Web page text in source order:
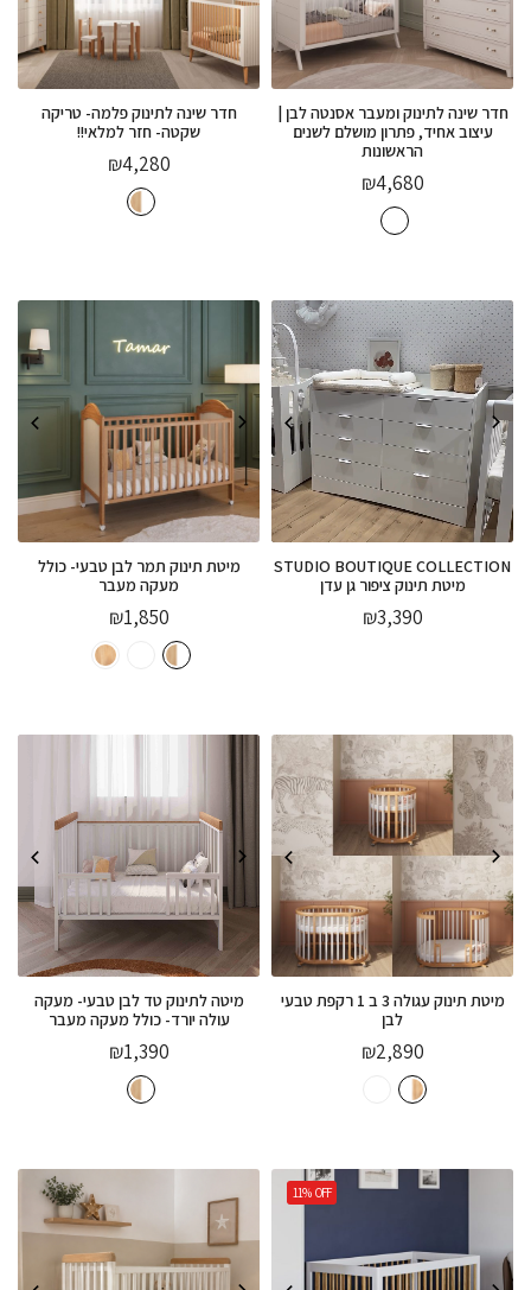
חדר שינה לתינוק ומעבר אסנטה לבן |
עיצוב אחיד, פתרון מושלם לשנים
הראשונות
₪4,680
חדר שינה לתינוק פלמה- טריקה
שקטה- חזר למלאי!!
₪4,280
STUDIO BOUTIQUE COLLECTION
מיטת תינוק ציפור גן עדן
₪3,390
מיטת תינוק תמר לבן טבעי- כולל
מעקה מעבר
₪1,850
מיטת תינוק עגולה 3 ב 1 רקפת טבעי
לבן
₪2,890
מיטה לתינוק טד לבן טבעי- מעקה
עולה יורד- כולל מעקה מעבר
₪1,390
11% OFF